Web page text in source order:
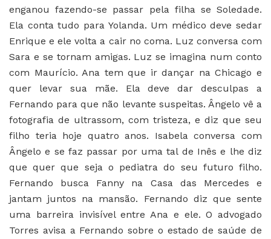
enganou fazendo-se passar pela filha se Soledade.
Ela conta tudo para Yolanda. Um médico deve sedar
Enrique e ele volta a cair no coma. Luz conversa com
Sara e se tornam amigas. Luz se imagina num conto
com Maurício. Ana tem que ir dançar na Chicago e
quer levar sua mãe. Ela deve dar desculpas a
Fernando para que não levante suspeitas. Ângelo vê a
fotografia de ultrassom, com tristeza, e diz que seu
filho teria hoje quatro anos. Isabela conversa com
Ângelo e se faz passar por uma tal de Inês e lhe diz
que quer que seja o pediatra do seu futuro filho.
Fernando busca Fanny na Casa das Mercedes e
jantam juntos na mansão. Fernando diz que sente
uma barreira invisível entre Ana e ele. O advogado
Torres avisa a Fernando sobre o estado de saúde de